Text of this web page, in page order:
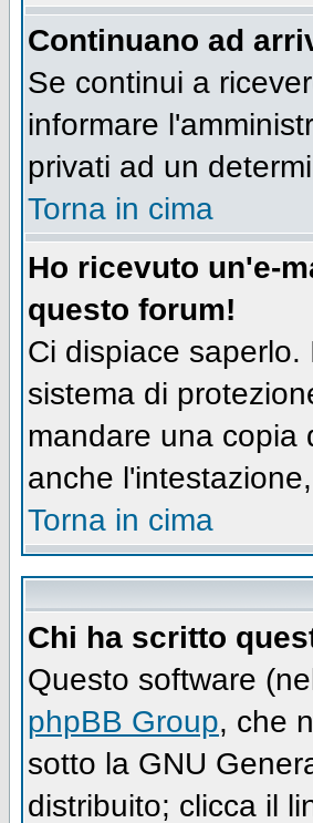
Continuano ad
Se continui a
informare
privati ad un
Torna in cima
Ho ricevuto un'e-
questo forum!
Ci dispiace
sistema di
mandare una copia
anche
Torna in cima
Chi ha scritto
Questo software
phpBB Group, che
sotto la GNU
distribuito; clicca il